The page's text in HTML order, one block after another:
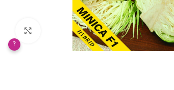
Klikněte pro zvětšení
?